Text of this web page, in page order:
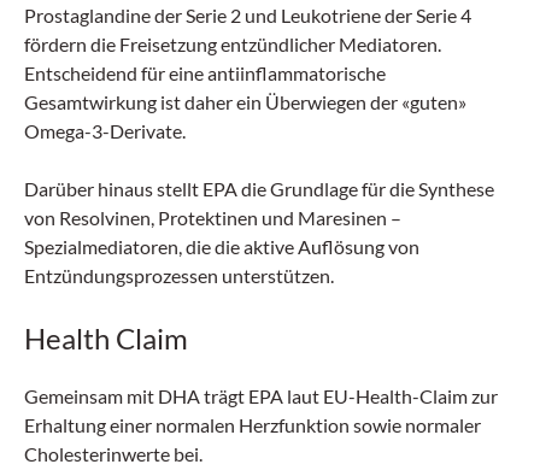
Prostaglandine der Serie 2 und Leukotriene der Serie 4
fördern die Freisetzung entzündlicher Mediatoren.
Entscheidend für eine antiinflammatorische
Gesamtwirkung ist daher ein Überwiegen der «guten»
Omega-3-Derivate.
Darüber hinaus stellt EPA die Grundlage für die Synthese
von Resolvinen, Protektinen und Maresinen –
Spezialmediatoren, die die aktive Auflösung von
Entzündungsprozessen unterstützen.
Health Claim
Gemeinsam mit DHA trägt EPA laut EU-Health-Claim zur
Erhaltung einer normalen Herzfunktion sowie normaler
Cholesterinwerte bei.